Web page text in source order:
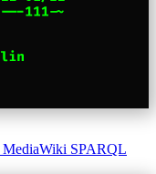
MediaWiki SPARQL